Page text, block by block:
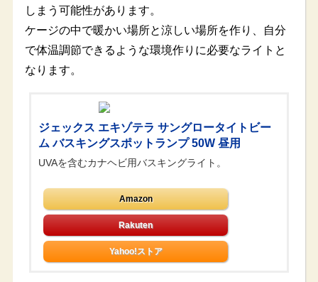
しまう可能性があります。
ケージの中で暖かい場所と涼しい場所を作り、自分
で体温調節できるような環境作りに必要なライトと
なります。
ジェックス エキゾテラ サングロータイトビー
ム バスキングスポットランプ 50W 昼用
UVAを含むカナヘビ用バスキングライト。
Amazon
Yahoo!ストア